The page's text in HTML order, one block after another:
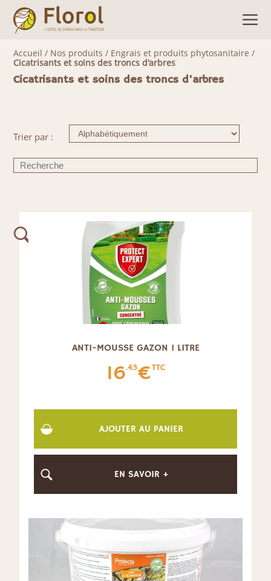
Accueil / Nos produits / Engrais et produits phytosanitaire /
Cicatrisants et soins des troncs d'arbres
Cicatrisants et soins des troncs d'arbres
Trier par :
ANTI-MOUSSE GAZON 1 LITRE
16.43€TTC
AJOUTER AU PANIER
EN SAVOIR +